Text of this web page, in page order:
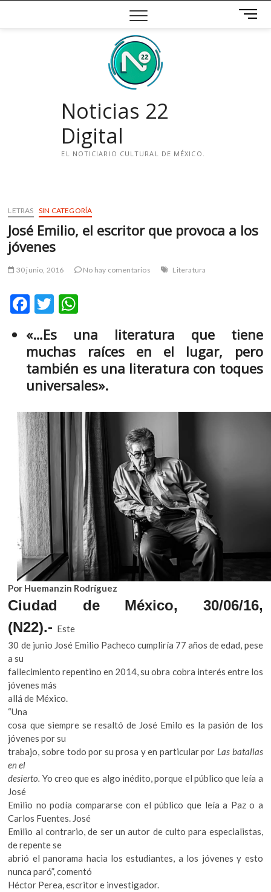
contenido
B
o
Noticias 22
Digital
EL NOTICIARIO CULTURAL DE MÉXICO.
g
e
s
p
LETRAS SIN CATEGORÍA
José Emilio, el escritor que provoca a los
jóvenes
30 junio, 2016 No hay comentarios Literatura
F
ac
e
b
o
k
T
itt
er
at
s
A
p
«…Es una literatura que tiene
muchas raíces en el lugar, pero
también es una literatura con toques
universales».
Por Huemanzin Rodríguez
Ciudad de México, 30/06/16,
(N22).- Este
30 de junio José Emilio Pacheco cumpliría 77 años de edad, pese
a su
fallecimiento repentino en 2014, su obra cobra interés entre los
jóvenes más
allá de México.
“Una
cosa que siempre se resaltó de José Emilo es la pasión de los
jóvenes por su
trabajo, sobre todo por su prosa y en particular por Las batallas
en el
desierto. Yo creo que es algo inédito, porque el público que leía a
José
Emilio no podía compararse con el público que leía a Paz o a
Carlos Fuentes. José
Emilio al contrario, de ser un autor de culto para especialistas,
de repente se
abrió el panorama hacia los estudiantes, a los jóvenes y esto
nunca paró”, comentó
Héctor Perea, escritor e investigador.